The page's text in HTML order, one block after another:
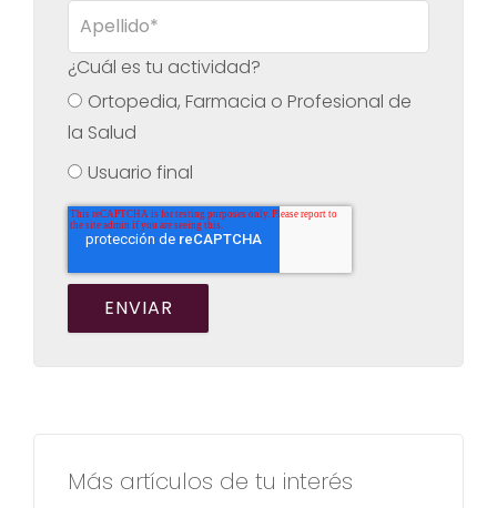
¿Cuál es tu actividad?
Ortopedia, Farmacia o Profesional de
la Salud
Usuario final
Más artículos de tu interés